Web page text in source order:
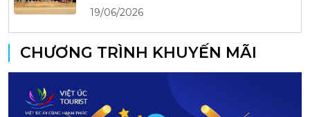
19/06/2026
CHƯƠNG TRÌNH KHUYẾN MÃI